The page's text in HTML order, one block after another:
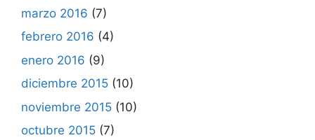
marzo 2016 (7)
febrero 2016 (4)
enero 2016 (9)
diciembre 2015 (10)
noviembre 2015 (10)
octubre 2015 (7)